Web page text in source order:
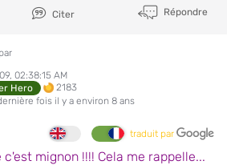
Citer Répondre
02:38:15 AM
Hero
2183
fois il y a environ 8 ans
traduit par
mignon !!!! Cela me rappelle...